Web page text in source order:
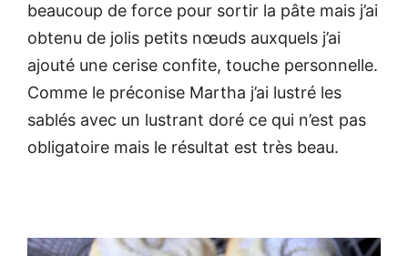
beaucoup de force pour sortir la pâte mais j’ai
obtenu de jolis petits nœuds auxquels j’ai
ajouté une cerise confite, touche personnelle.
Comme le préconise Martha j’ai lustré les
sablés avec un lustrant doré ce qui n’est pas
obligatoire mais le résultat est très beau.